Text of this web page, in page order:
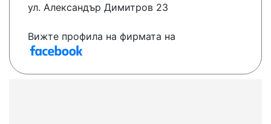
ул. Александър Димитров 23
Вижте профила на фирмата на